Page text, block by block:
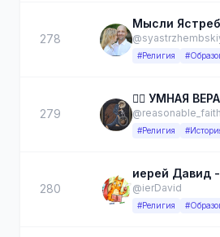
278
Мысли
#Религия
279
❤️‍🔥 УМНАЯ
@reasonable_faith
#Религия
280
иерей Давид
@ierDavid
#Религия